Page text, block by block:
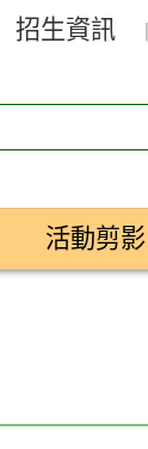
招生資訊
活動剪影